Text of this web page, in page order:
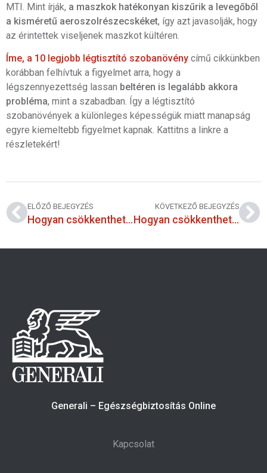
MTI. Mint írják, a maszkok hatékonyan kiszűrik a levegőből
a kisméretű aeroszolrészecskéket, így azt javasolják, hogy
az érintettek viseljenek maszkot kültéren.
Íme, a 10 legjobb légtisztító szobanövény című cikkünkben
korábban felhívtuk a figyelmet arra, hogy a
légszennyezettség lassan beltéren is legalább akkora
probléma, mint a szabadban. Így a légtisztító
szobanövények a különleges képességük miatt manapság
egyre kiemeltebb figyelmet kapnak. Kattitns a linkre a
részletekért!
ELŐZŐ BEJEGYZÉS
Hogyan csökkenthető a légszennyezettség? Mit tehetünk?
KÖVETKEZŐ BEJEGYZÉS
Hogyan csökkenthető a légszennyezettség? Mit tehetünk?
Generali – Egészségbiztosítás Online
Kapcsolat